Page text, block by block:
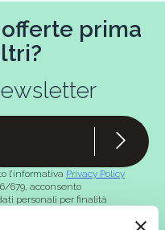
prima
l’informativa Privacy Policy
679, acconsento
personali per finalità
ad es. newsletter ed e-mail